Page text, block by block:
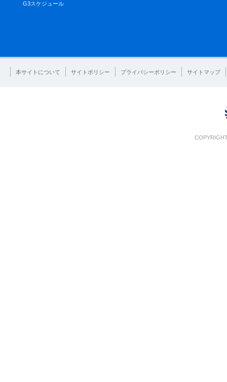
G3スケジュール
本サイトについて サイトポリシー プライバシーポリシー サイトマップ